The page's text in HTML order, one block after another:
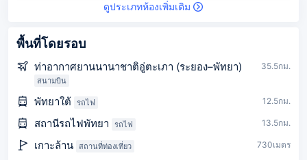
ดูประเภทห้องเพิ่มเติม
พื้นที่โดยรอบ
ท่าอากาศยานนานาชาติอู่ตะเภา (ระยอง–พัทยา)
สนามบิน
35.5กม.
พัทยาใต้ รถไฟ 12.5กม.
สถานีรถไฟพัทยา รถไฟ 13.5กม.
เกาะล้าน สถานที่ท่องเที่ยว 730เมตร